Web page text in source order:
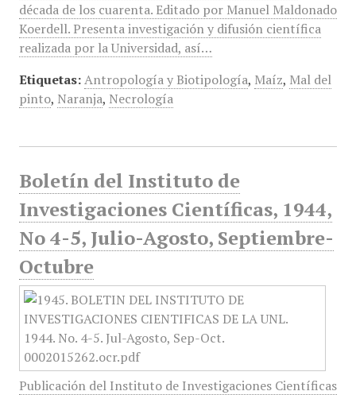
década de los cuarenta. Editado por Manuel Maldonado
Koerdell. Presenta investigación y difusión científica
realizada por la Universidad, así…
Etiquetas: Antropología y Biotipología, Maíz, Mal del
pinto, Naranja, Necrología
Boletín del Instituto de
Investigaciones Científicas, 1944,
No 4-5, Julio-Agosto, Septiembre-
Octubre
Publicación del Instituto de Investigaciones Científicas